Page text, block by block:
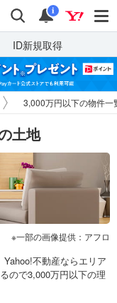
検索 通知
i
ID新規取得
3,000万円以下の物件一
土地
一部の画像提供：アフロ
不動産ならエリア
ので3,000万円以下の理